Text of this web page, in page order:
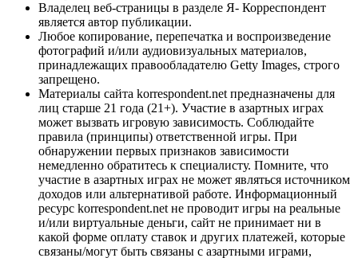
Владелец веб-страницы в разделе Я- Корреспондент
является автор публикации.
Любое копирование, перепечатка и воспроизведение
фотографий и/или аудиовизуальных материалов,
принадлежащих правообладателю Getty Images, строго
запрещено.
Материалы сайта korrespondent.net предназначены для
лиц старше 21 года (21+). Участие в азартных играх
может вызвать игровую зависимость. Соблюдайте
правила (принципы) ответственной игры. При
обнаружении первых признаков зависимости
немедленно обратитесь к специалисту. Помните, что
участие в азартных играх не может являться источником
доходов или альтернативой работе. Информационный
ресурс korrespondent.net не проводит игры на реальные
и/или виртуальные деньги, сайт не принимает ни в
какой форме оплату ставок и других платежей, которые
связаны/могут быть связаны с азартными играми,